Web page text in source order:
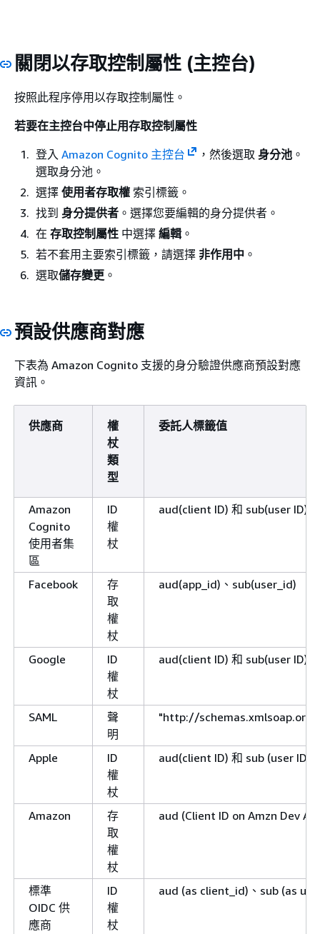
關閉以存取控制屬性 (主控台)
按照此程序停用以存取控制屬性。
若要在主控台中停止用存取控制屬性
登入 Amazon Cognito 主控台 ，然後選取 身分池。
選取身分池。
選擇 使用者存取權 索引標籤。
找到 身分提供者 。選擇您要編輯的身分提供者。
在 存取控制屬性 中選擇 編輯 。
若不套用主要索引標籤，請選擇 非作用中 。
選取儲存變更 。
預設供應商對應
下表為 Amazon Cognito 支援的身分驗證供應商預設對應
資訊。
供應商
權
杖
類
型
委託人標籤值
Amazon
Cognito
使用者集
區
ID
權
杖
aud(client ID) 和 sub(user ID)
Facebook
存
取
權
杖
aud(app_id)、sub(user_id)
Google
ID
權
杖
aud(client ID) 和 sub(user ID)
SAML
聲
明
"http://
Apple
ID
權
杖
aud(client ID) 和 sub (user ID)
Amazon
存
取
權
杖
aud (Client ID on Amzn Dev
標準
OIDC 供
應商
ID
權
杖
aud (as client_id)、sub (as